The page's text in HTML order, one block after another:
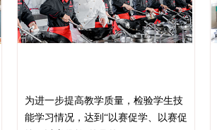
为进一步提高教学质量，检验学生技
能学习情况，达到“以赛促学、以赛促